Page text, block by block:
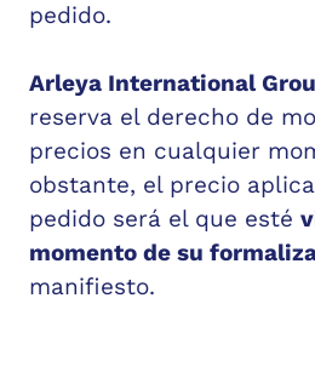
pedido.
Arleya International
reserva el derecho de
precios en cualquier
obstante, el precio
pedido será el que esté
momento de su
manifiesto.